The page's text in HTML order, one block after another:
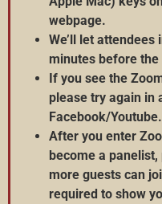
webpage.
We’ll let
minutes before
If you see the
please try again in
Facebook/Youtube.
After you enter
become a
more guests can
required to show